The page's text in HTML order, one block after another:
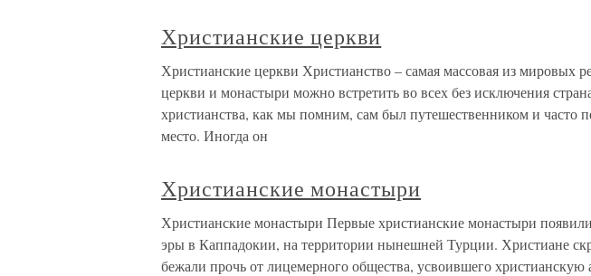
Христианские церкви
Христианские церкви Христианство – самая массовая из мировых
церкви и монастыри можно встретить во всех без исключения
христианства, как мы помним, сам был путешественником и часто
место. Иногда он
Христианские монастыри
Христианские монастыри Первые христианские монастыри
эры в Каппадокии, на территории нынешней Турции. Христиане
бежали прочь от лицемерного общества, усвоившего христианскую